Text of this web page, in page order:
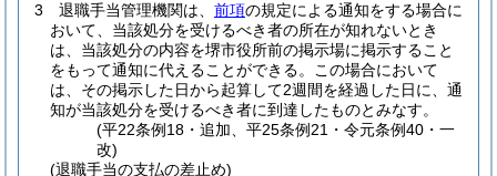
3
退職手当管理機関は、 前項の規定による通知をする場合に
おいて、当該処分を受けるべき者の所在が知れないとき
は、当該処分の内容を堺市役所前の掲示場に掲示すること
をもって通知に代えることができる。
この場合において
は、その掲示した日から起算して2週間を経過した日に、通
知が当該処分を受けるべき者に到達したものとみなす。
(平22条例18・追加、平25条例21・令元条例40・一
改)
(退職手当の支払の差止め)